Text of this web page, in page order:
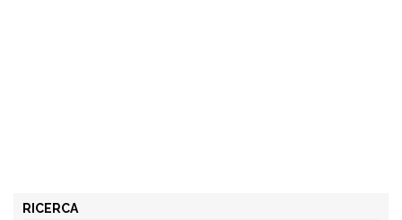
RICERCA